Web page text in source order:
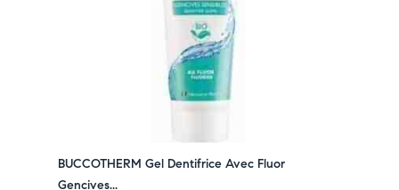
BUCCOTHERM Gel Dentifrice Avec Fluor
Gencives...